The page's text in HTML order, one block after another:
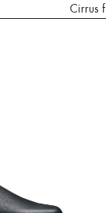
Cirrus f